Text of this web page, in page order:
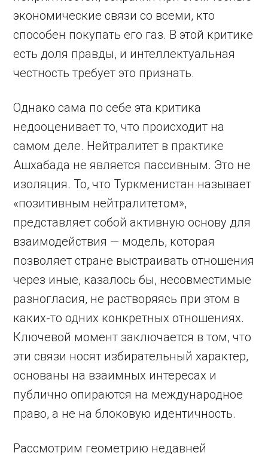
экономические связи со всеми, кто
способен покупать его газ. В этой критике
есть доля правды, и интеллектуальная
честность требует это признать.
Однако сама по себе эта критика
недооценивает то, что происходит на
самом деле. Нейтралитет в практике
Ашхабада не является пассивным. Это не
изоляция. То, что Туркменистан называет
«позитивным нейтралитетом»,
представляет собой активную основу для
взаимодействия — модель, которая
позволяет стране выстраивать отношения
через иные, казалось бы, несовместимые
разногласия, не растворяясь при этом в
каких-то одних конкретных отношениях.
Ключевой момент заключается в том, что
эти связи носят избирательный характер,
основаны на взаимных интересах и
публично опираются на международное
право, а не на блоковую идентичность.
Рассмотрим геометрию недавней